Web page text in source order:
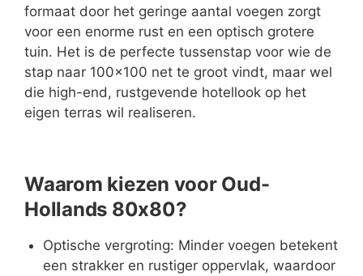
formaat door het geringe aantal voegen zorgt
voor een enorme rust en een optisch grotere
tuin. Het is de perfecte tussenstap voor wie de
stap naar 100x100 net te groot vindt, maar wel
die high-end, rustgevende hotellook op het
eigen terras wil realiseren.
Waarom kiezen voor Oud-
Hollands 80x80?
Optische vergroting: Minder voegen betekent
een strakker en rustiger oppervlak, waardoor